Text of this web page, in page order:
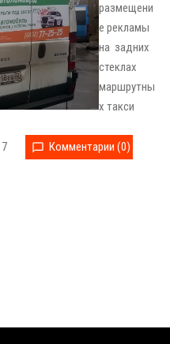
размещени
е рекламы
на задних
стеклах
маршрутны
х такси
Комментарии (0)